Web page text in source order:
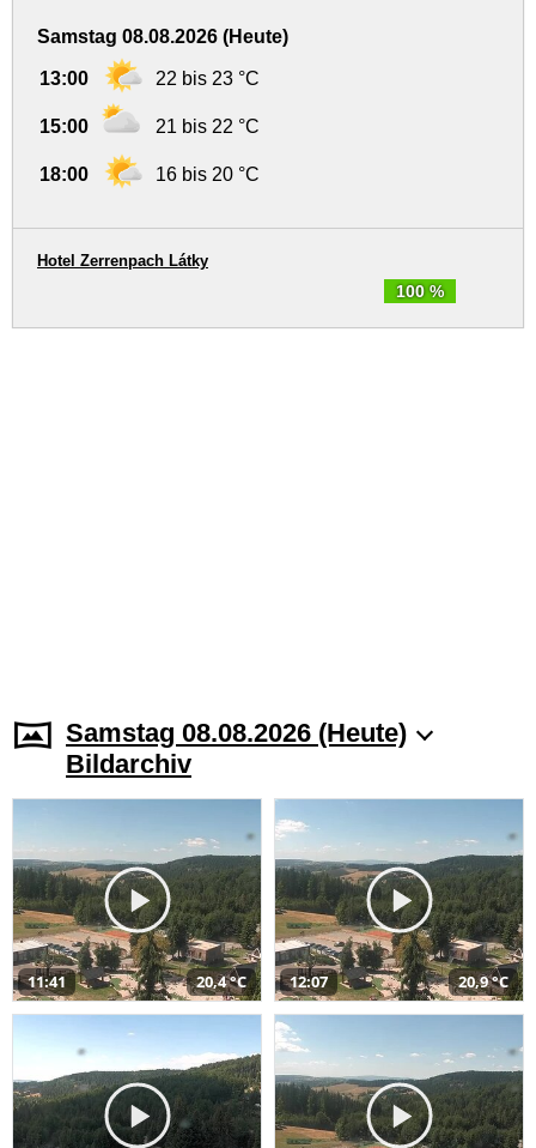
Samstag 08.08.2026 (Heute)
13:00 22 bis 23 °C
15:00 21 bis 22 °C
18:00 16 bis 20 °C
100 %
Hotel Zerrenpach Látky
Samstag 08.08.2026 (Heute)
Bildarchiv
11:41 20,4 °C 12:07 20,9 °C